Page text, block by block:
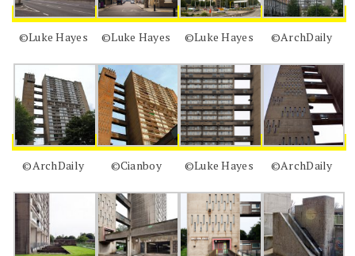
©Luke Hayes ©Luke Hayes ©Luke Hayes ©ArchDaily
©ArchDaily ©Cianboy ©Luke Hayes ©ArchDaily